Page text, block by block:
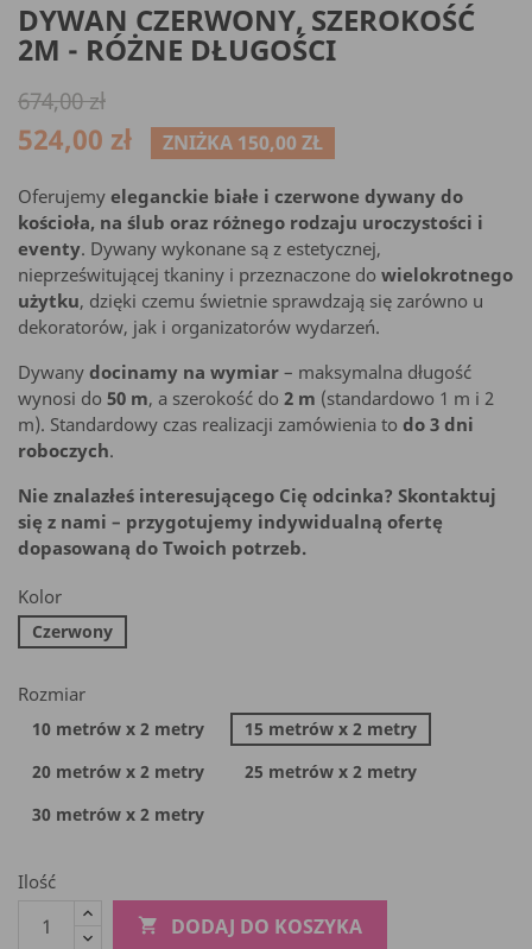
DYWAN CZERWONY, SZEROKOŚĆ
2M - RÓŻNE DŁUGOŚCI
674,00 zł
524,00 zł ZNIŻKA 150,00 ZŁ
Oferujemy eleganckie białe i czerwone dywany do
kościoła, na ślub oraz różnego rodzaju uroczystości i
eventy. Dywany wykonane są z estetycznej,
nieprześwitującej tkaniny i przeznaczone do wielokrotnego
użytku, dzięki czemu świetnie sprawdzają się zarówno u
dekoratorów, jak i organizatorów wydarzeń.
Dywany docinamy na wymiar – maksymalna długość
wynosi do 50 m, a szerokość do 2 m (standardowo 1 m i 2
m). Standardowy czas realizacji zamówienia to do 3 dni
roboczych.
Nie znalazłeś interesującego Cię odcinka? Skontaktuj
się z nami – przygotujemy indywidualną ofertę
dopasowaną do Twoich potrzeb.
Kolor
Czerwony
Rozmiar
10 metrów x 2 metry
15 metrów x 2 metry
20 metrów x 2 metry
25 metrów x 2 metry
30 metrów x 2 metry
Ilość
 DODAJ DO KOSZYKA